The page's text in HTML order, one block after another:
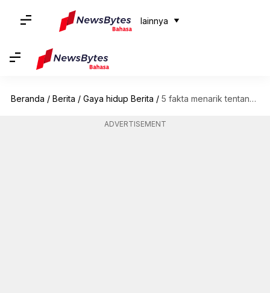
lainnya
Beranda / Berita / Gaya hidup Berita / 5 fakta menarik tentang berlian Kohinoor
ADVERTISEMENT